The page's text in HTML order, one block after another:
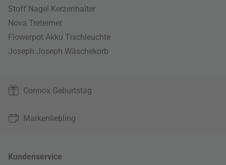
Stoff Nagel Kerzenhalter
Nova Treteimer
Flowerpot Akku Tischleuchte
Joseph Joseph Wäschekorb
Connox Geburtstag
Markenliebling
Kundenservice